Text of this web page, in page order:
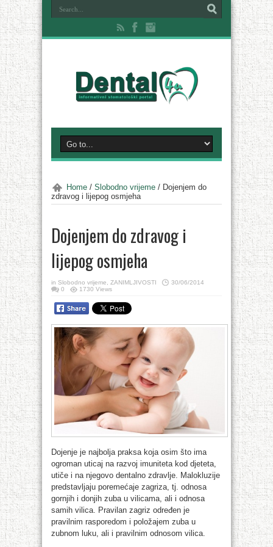
Home / Slobodno vrijeme / Dojenjem do
zdravog i lijepog osmjeha
Dojenjem do zdravog i
lijepog osmjeha
in Slobodno vrijeme ZANIMLJIVOSTI
30/06/2014
0
1730 Views
Dojenje je najbolja praksa koja osim što ima
ogroman uticaj na razvoj imuniteta kod djeteta,
utiče i na njegovo dentalno zdravlje. Malokluzije
predstavljaju poremećaje zagriza, tj. odnosa
gornjih i donjih zuba u vilicama, ali i odnosa
samih vilica. Pravilan zagriz određen je
pravilnim rasporedom i položajem zuba u
zubnom luku, ali i pravilnim odnosom vilica.